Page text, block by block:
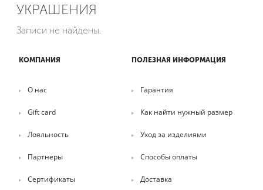
УКРАШЕНИЯ
Записи не найдены.
КОМПАНИЯ
О нас
Gift card
Лояльность
Партнеры
Сертификаты
ПОЛЕЗНАЯ ИНФОРМАЦИЯ
Гарантия
Как найти нужный размер
Уход за изделиями
Способы оплаты
Доставка